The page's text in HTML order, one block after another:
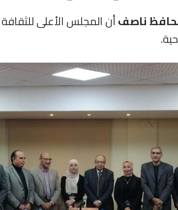
ناصفأن المجلس الأعلى